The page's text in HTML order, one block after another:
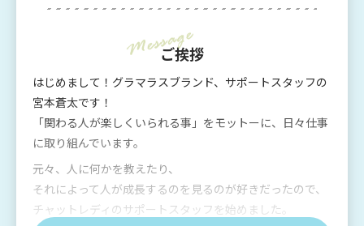
ご挨拶
はじめまして！グラマラスブランド、サポートスタッフの
宮本蒼太です！
「関わる人が楽しくいられる事」をモットーに、日々仕事
に取り組んでいます。
元々、人に何かを教えたり、
それによって人が成長するのを見るのが好きだったので、
チャットレディのサポートスタッフを始めました。